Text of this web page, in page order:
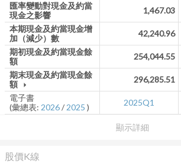
顯示詳細
匯率變動對現金及約當
現金之影響
1,467.03
本期現金及約當現金增
加（減少）數
42,240.96
期初現金及約當現金餘
額
254,044.55
期末現金及約當現金餘
額 arrow_drop_down
296,285.51
電子書
(彙總表: 2026/ 2025 ) 2025Q1
股價K線